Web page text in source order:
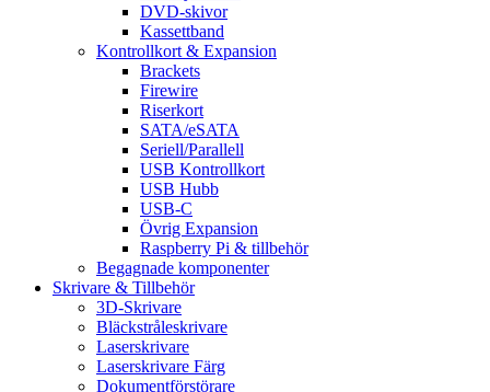
DVD-skivor
Kassettband
Kontrollkort & Expansion
Brackets
Firewire
Riserkort
SATA/eSATA
Seriell/Parallell
USB Kontrollkort
USB Hubb
USB-C
Övrig Expansion
Raspberry Pi & tillbehör
Begagnade komponenter
Skrivare & Tillbehör
3D-Skrivare
Bläckstråleskrivare
Laserskrivare
Laserskrivare Färg
Dokumentförstörare